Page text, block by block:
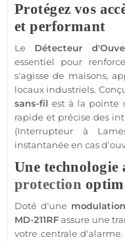
Protégez vos
et performant
Le Détecteur
essentiel pour
s'agisse de maisons,
locaux industriels.
sans-fil est à la pointe
rapide et précise des
(Interrupteur à
instantanée en cas
Une technologie
protection
Doté d'une
MD-211RFassure une
votre centrale d'alarme